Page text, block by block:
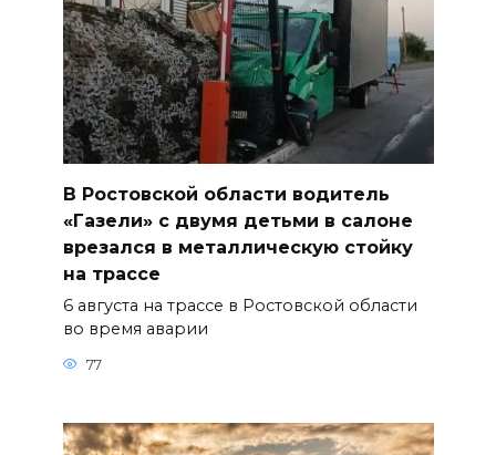
В Ростовской области водитель
«Газели» с двумя детьми в салоне
врезался в металлическую стойку
на трассе
6 августа на трассе в Ростовской области
во время аварии
77